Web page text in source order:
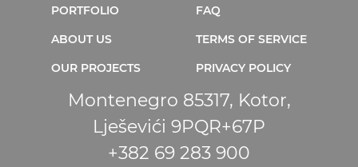
PORTFOLIO
ABOUT US
OUR PROJECTS
FAQ
TERMS OF SERVICE
PRIVACY POLICY
Montenegro 85317, Kotor,
Lješevići 9PQR+67P
+382 69 283 900